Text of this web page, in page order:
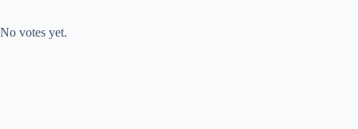
No votes yet.